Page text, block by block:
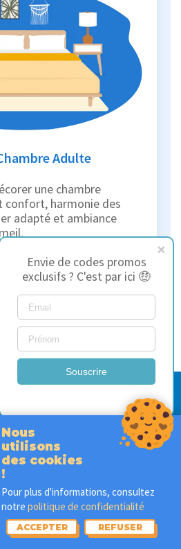
Envie de codes promos
exclusifs ? C'est par ici 🤑
Souscrire
Adulte
une chambre
confort, harmonie des
adapté et ambiance
En savoir plus
articles ne sont pas
par nos testeurs
toutefois toucher une
un produit via nos liens,
"Vérifier le prix". Cette
de payer les frais de
d'achat de ces produits
hausse du fait de ces liens.
Nous
utilisons
des cookies
!
Pour plus d'informations, consultez
notre politique de confidentialité
ACCEPTER REFUSER